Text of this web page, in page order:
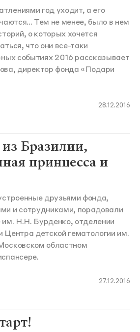
год уходит, а его
Тем не менее, было в нем
о которых хочется
что они все-таки
событиях 2016 рассказывает
директор фонда «Подари
28.12.2016
Бразилии,
принцесса и
друзьями фонда,
и сотрудниками, порадовали
им. Н.Н. Бурденко, отделении
Центра детской гематологии им.
областном
27.12.2016